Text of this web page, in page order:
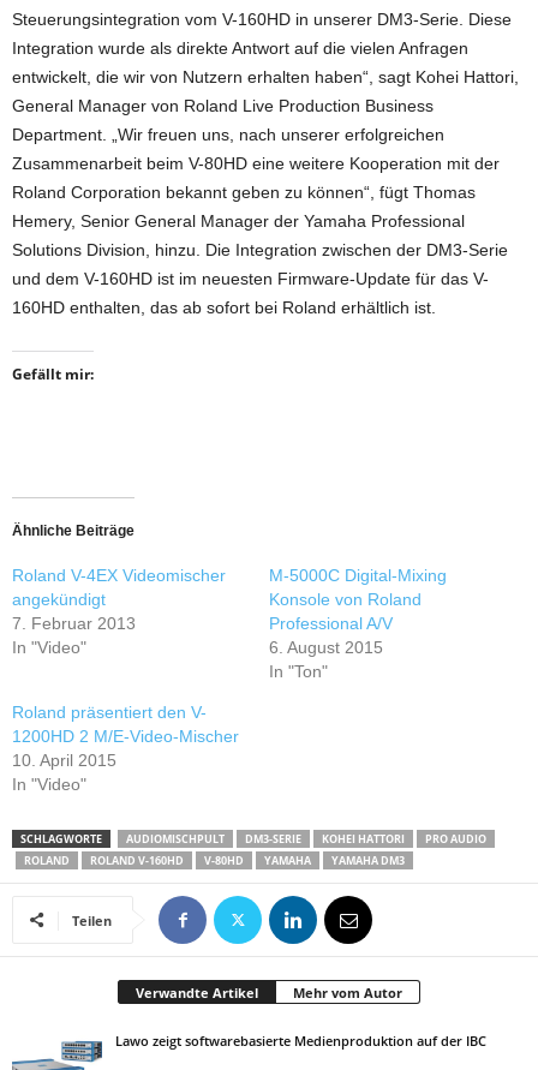
Steuerungsintegration vom V-160HD in unserer DM3-Serie. Diese
Integration wurde als direkte Antwort auf die vielen Anfragen
entwickelt, die wir von Nutzern erhalten haben“, sagt Kohei Hattori,
General Manager von Roland Live Production Business
Department. „Wir freuen uns, nach unserer erfolgreichen
Zusammenarbeit beim V-80HD eine weitere Kooperation mit der
Roland Corporation bekannt geben zu können“, fügt Thomas
Hemery, Senior General Manager der Yamaha Professional
Solutions Division, hinzu. Die Integration zwischen der DM3-Serie
und dem V-160HD ist im neuesten Firmware-Update für das V-
160HD enthalten, das ab sofort bei Roland erhältlich ist.
Gefällt mir:
Ähnliche Beiträge
Roland V-4EX Videomischer
angekündigt
7. Februar 2013
In "Video"
M-5000C Digital-Mixing
Konsole von Roland
Professional A/V
6. August 2015
In "Ton"
Roland präsentiert den V-
1200HD 2 M/E-Video-Mischer
10. April 2015
In "Video"
SCHLAGWORTE AUDIOMISCHPULT DM3-SERIE KOHEI HATTORI
PRO AUDIO
ROLAND
ROLAND V-160HD V-80HD YAMAHA YAMAHA DM3
Teilen
Verwandte Artikel Mehr vom Autor
Lawo zeigt softwarebasierte Medienproduktion auf der IBC